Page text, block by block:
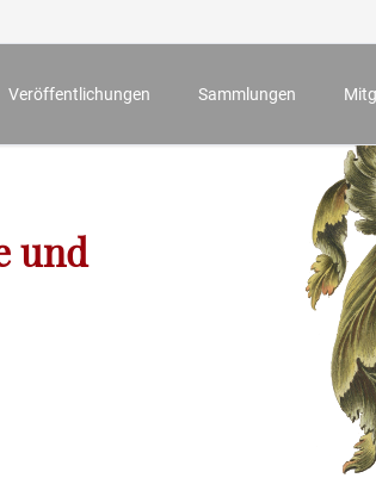
„100 für 100“
Veröffentlichungen
Mainfränkisches Jahrbuch für Geschichte und
Mainfränkische Studien
Sammlungen
und